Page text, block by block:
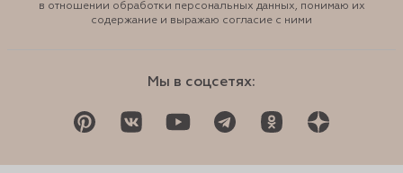
в отношении обработки персональных данных, понимаю их
содержание и выражаю согласие с ними
Мы в соцсетях: